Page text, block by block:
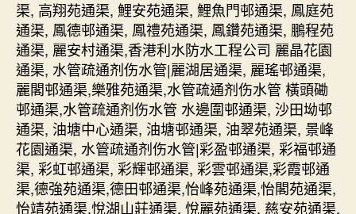
渠, 高翔苑通渠, 鯉安苑通渠, 鯉魚門邨通渠, 鳳庭苑
通渠, 鳳德邨通渠, 鳳禮苑通渠, 鳳鑽苑通渠, 鵬程苑
通渠, 麗安村通渠,香港利水防水工程公司 麗晶花園
通渠, 水管疏通剂伤水管|麗湖居通渠, 麗瑤邨通渠,
麗閣邨通渠,樂雅苑通渠,水管疏通剂伤水管 橫頭磡
邨通渠,水管疏通剂伤水管 水邊圍邨通渠, 沙田坳邨
通渠, 油塘中心通渠, 油塘邨通渠, 油翠苑通渠, 景峰
花園通渠, 水管疏通剂伤水管|彩盈邨通渠, 彩福邨通
渠, 彩虹邨通渠, 彩輝邨通渠, 彩雲邨通渠,彩霞邨通
渠,德強苑通渠,德田邨通渠,怡峰苑通渠,怡閣苑通渠,
怡靖苑通渠,悅湖山莊通渠, 悅麗苑通渠, 慈安苑通渠,